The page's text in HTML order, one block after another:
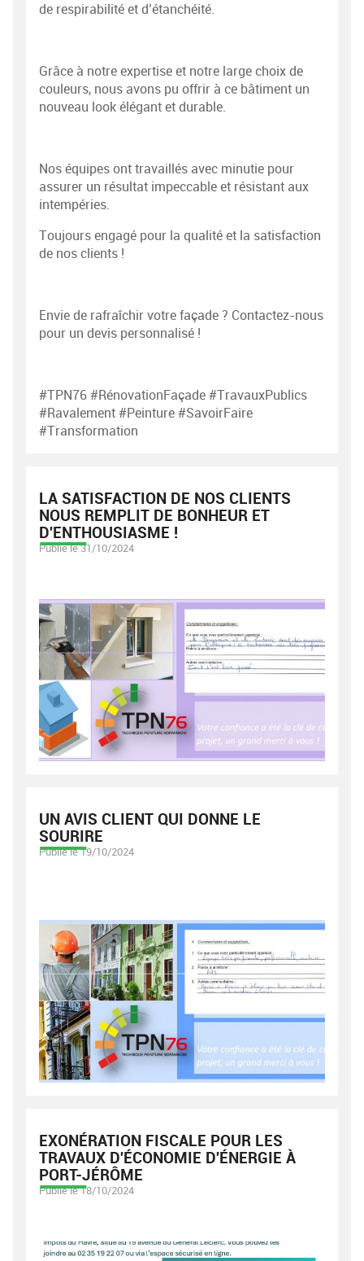
de respirabilité et d’étanchéité.
Grâce à notre expertise et notre large choix de
couleurs, nous avons pu offrir à ce bâtiment un
nouveau look élégant et durable.
Nos équipes ont travaillés avec minutie pour
assurer un résultat impeccable et résistant aux
intempéries.
Toujours engagé pour la qualité et la satisfaction
de nos clients !
Envie de rafraîchir votre façade ? Contactez-nous
pour un devis personnalisé !
#TPN76 #RénovationFaçade #TravauxPublics
#Ravalement #Peinture #SavoirFaire
#Transformation
LA SATISFACTION DE NOS CLIENTS
NOUS REMPLIT DE BONHEUR ET
D'ENTHOUSIASME !
Publié le 31/10/2024
UN AVIS CLIENT QUI DONNE LE
SOURIRE
Publié le 19/10/2024
EXONÉRATION FISCALE POUR LES
TRAVAUX D'ÉCONOMIE D'ÉNERGIE À
PORT-JÉRÔME
Publié le 18/10/2024